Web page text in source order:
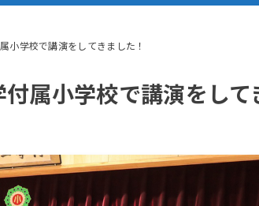
小学校で講演をしてきました！
属小学校で講演をして